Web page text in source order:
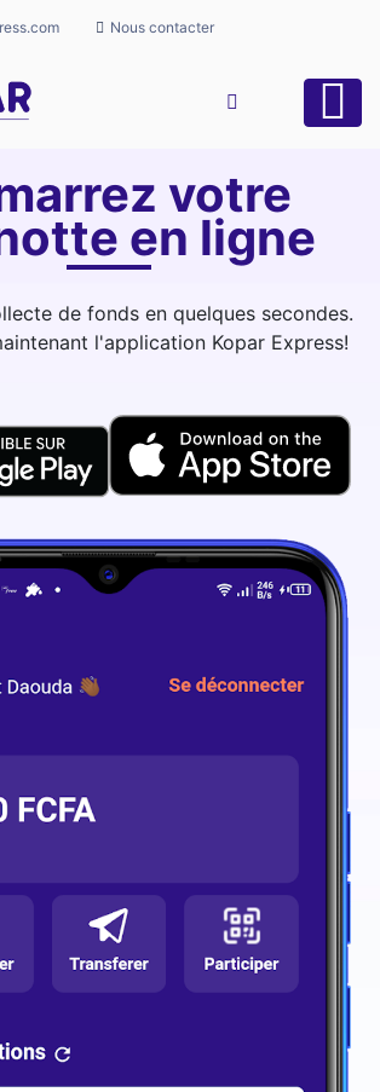
Nous contacter
votre
en ligne
de fonds en quelques secondes.
l'application Kopar Express!